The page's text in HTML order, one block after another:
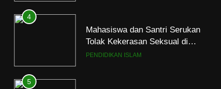
4
Mahasiswa dan Santri Serukan
Tolak Kekerasan Seksual di
Lingkungan Kampus dan
PENDIDIKAN ISLAM
5